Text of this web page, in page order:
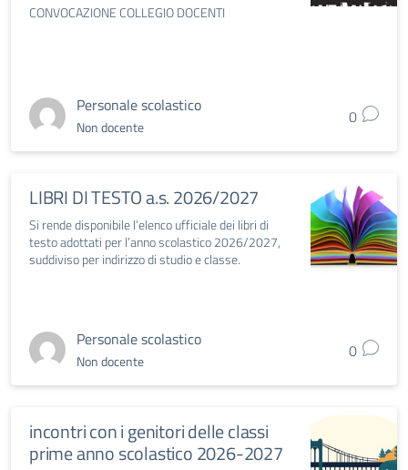
CONVOCAZIONE COLLEGIO DOCENTI
Personale scolastico
Non docente 0
LIBRI DI TESTO a.s. 2026/2027
Si rende disponibile l’elenco ufficiale dei libri di
testo adottati per l’anno scolastico 2026/2027,
suddiviso per indirizzo di studio e classe.
Personale scolastico
Non docente 0
incontri con i genitori delle classi
prime anno scolastico 2026-2027